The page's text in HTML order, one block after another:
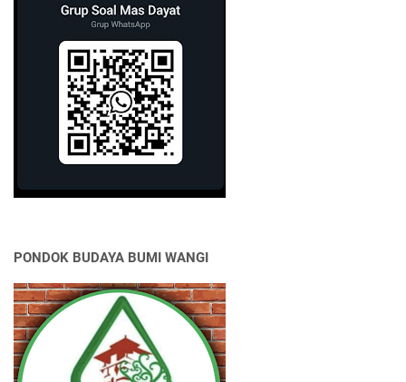
PONDOK BUDAYA BUMI WANGI